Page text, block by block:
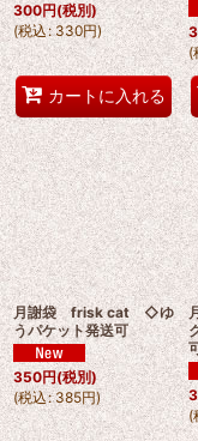
300円(税別)
(税込: 330円)
カートに入れる
(
月謝袋 frisk cat ◇ゆ
うパケット発送可
350円(税別)
(税込: 385円)
(